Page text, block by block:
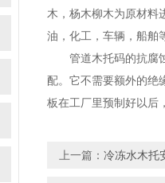
木，杨木柳木为原材料
油，化工，车辆，船舶
管道木托码的抗腐蚀
配。它不需要额外的绝
板在工厂里预制好以后
上一篇： 冷冻水木托